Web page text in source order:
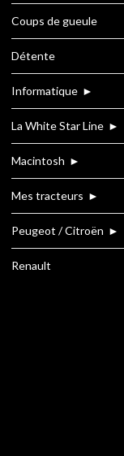
Coups de gueule
Détente
Informatique ►
La White Star Line ►
Macintosh ►
Mes tracteurs ►
Peugeot / Citroën ►
Renault